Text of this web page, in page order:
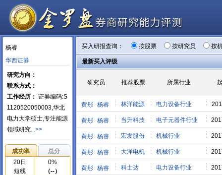
杨睿
华西证券
研究方向：
联系方式：
工作经历： 证券编码:S
1120520050003,华北
电力大学硕士,专注能源
领域研究...>>
成功率
总分
20日
短线
0%
（--）
买入研报查询： 按股票 按研究员 按
最新买入评级
研究员 推荐股票 所属行业
黄彤 杨睿 林洋能源 电力设备行业
黄彤 杨睿 当升科技 电子元器件行业
黄彤 杨睿 宏发股份 机械行业
黄彤 杨睿 大洋电机 机械行业
黄彤 杨睿 科士达 电力设备行业